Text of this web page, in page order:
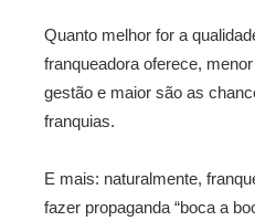
Quanto melhor for a
franqueadora oferece,
gestão e maior são as
franquias.
E mais: naturalmente,
fazer propaganda “boca a